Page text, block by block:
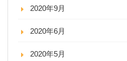
2020年9月
2020年6月
2020年5月